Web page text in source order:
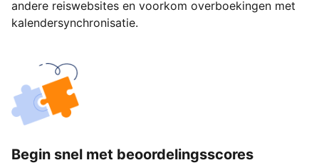
andere reiswebsites en voorkom overboekingen met
kalendersynchronisatie.
Begin snel met beoordelingsscores